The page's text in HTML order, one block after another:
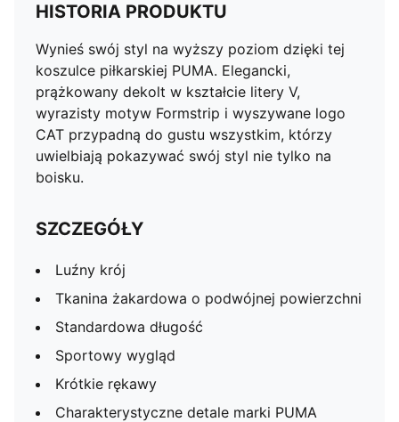
HISTORIA PRODUKTU
Wynieś swój styl na wyższy poziom dzięki tej
koszulce piłkarskiej PUMA. Elegancki,
prążkowany dekolt w kształcie litery V,
wyrazisty motyw Formstrip i wyszywane logo
CAT przypadną do gustu wszystkim, którzy
uwielbiają pokazywać swój styl nie tylko na
boisku.
SZCZEGÓŁY
Luźny krój
Tkanina żakardowa o podwójnej powierzchni
Standardowa długość
Sportowy wygląd
Krótkie rękawy
Charakterystyczne detale marki PUMA